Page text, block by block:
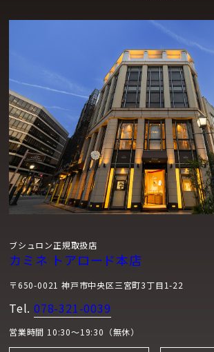
ブシュロン正規取扱店
カミネ トアロード本店
〒650-0021 神戸市中央区三宮町3丁目1-22
Tel. 078-321-0039
営業時間 10:30～19:30（無休）